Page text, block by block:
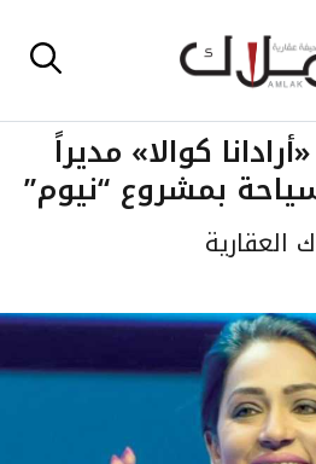
كوالا» مديراً
بمشروع “نيوم”
العقارية